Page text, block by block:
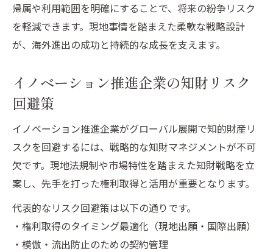
帰属や利用範囲を明確にすることで、将来の紛争リスク
を軽減できます。現地事情を踏まえた柔軟な戦略設計
が、海外進出の成功と持続的な成長を支えます。
イノベーション推進企業の知財リスク
回避策
イノベーション推進企業がグローバル展開で知的財産リ
スクを回避するには、戦略的な知財マネジメントが不可
欠です。現地法規制や市場特性を踏まえた知財戦略を立
案し、先手を打った権利取得と活用が重要となります。
代表的なリスク回避策は以下の通りです。
・権利取得のタイミング最適化（現地出願・国際出願）
・模倣・流出防止のための契約管理